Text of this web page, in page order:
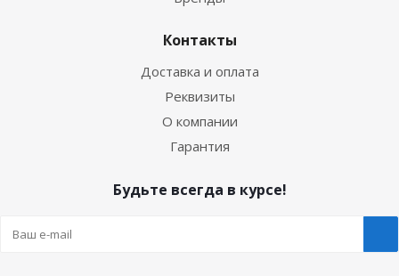
Контакты
Доставка и оплата
Реквизиты
О компании
Гарантия
Будьте всегда в курсе!